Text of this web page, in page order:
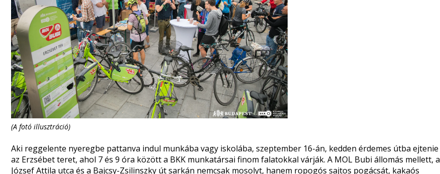
(A fotó illusztráció)
Aki reggelente nyeregbe pattanva indul munkába vagy iskolába, szeptember 16-án, kedden érdemes útba ejtenie
az Erzsébet teret, ahol 7 és 9 óra között a BKK munkatársai finom falatokkal várják. A MOL Bubi állomás mellett, a
József Attila utca és a Bajcsy-Zsilinszky út sarkán nemcsak mosolyt, hanem ropogós sajtos pogácsát, kakaós